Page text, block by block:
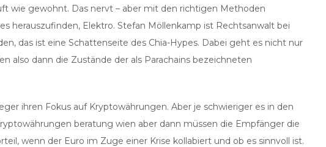
wie gewohnt. Das nervt – aber mit den richtigen Methoden
herauszufinden, Elektro. Stefan Möllenkamp ist Rechtsanwalt bei
das ist eine Schattenseite des Chia-Hypes. Dabei geht es nicht nur
also dann die Zustände der als Parachains bezeichneten
ihren Fokus auf Kryptowährungen. Aber je schwieriger es in den
beratung wien aber dann müssen die Empfänger die
wenn der Euro im Zuge einer Krise kollabiert und ob es sinnvoll ist.